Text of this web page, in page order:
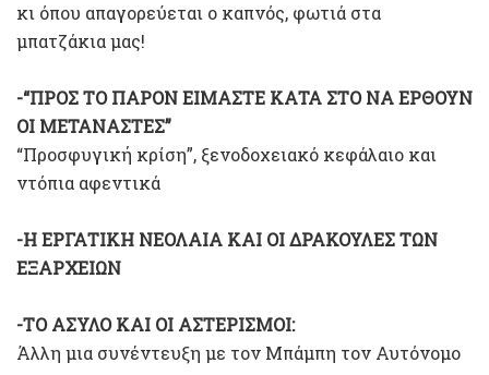
κι όπου απαγορεύεται ο καπνός, φωτιά στα
μπατζάκια μας!
-“ΠΡΟΣ ΤΟ ΠΑΡΟΝ ΕΙΜΑΣΤΕ ΚΑΤΑ ΣΤΟ ΝΑ ΕΡΘΟΥΝ
ΟΙ ΜΕΤΑΝΑΣΤΕΣ”
“Προσφυγική κρίση”, ξενοδοχειακό κεφάλαιο και
ντόπια αφεντικά
-Η ΕΡΓΑΤΙΚΗ ΝΕΟΛΑΙΑ ΚΑΙ ΟΙ ΔΡΑΚΟΥΛΕΣ ΤΩΝ
ΕΞΑΡΧΕΙΩΝ
-ΤΟ ΑΣΥΛΟ ΚΑΙ ΟΙ ΑΣΤΕΡΙΣΜΟΙ:
Άλλη μια συνέντευξη με τον Μπάμπη τον Αυτόνομο